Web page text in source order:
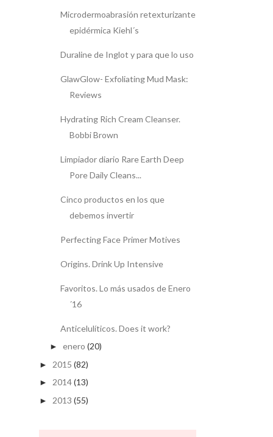
Microdermoabrasión retexturizante
epidérmica Kiehl´s
Duraline de Inglot y para que lo uso
GlawGlow- Exfoliating Mud Mask:
Reviews
Hydrating Rich Cream Cleanser.
Bobbi Brown
Limpiador diario Rare Earth Deep
Pore Daily Cleans...
Cinco productos en los que
debemos invertir
Perfecting Face Primer Motives
Origins. Drink Up Intensive
Favoritos. Lo más usados de Enero
´16
Anticelulíticos. Does it work?
► enero (20)
► 2015 (82)
► 2014(13)
► 2013 (55)